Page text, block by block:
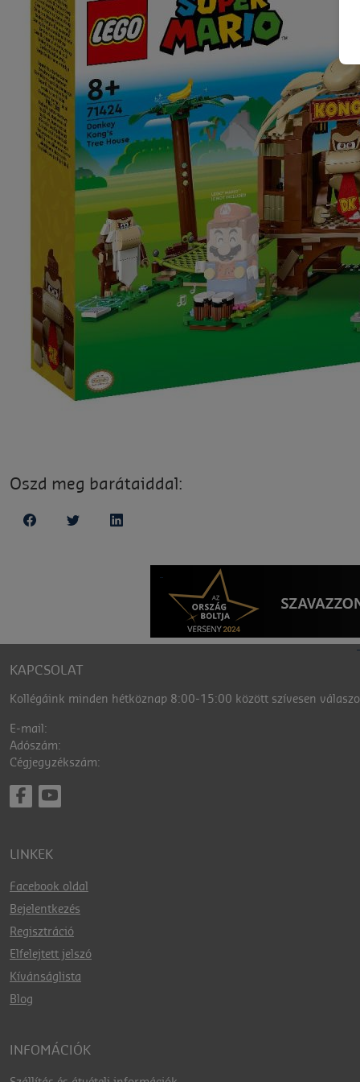
Oszd meg barátaiddal:
KAPCSOLAT
Kollégáink minden hétköznap 8:00-15:00 között szívesen
E-mail:
Adószám:
Cégjegyzékszám:
LINKEK
Facebook oldal
Bejelentkezés
Regisztráció
Elfelejtett jelszó
Kívánságlista
Blog
INFOMÁCIÓK